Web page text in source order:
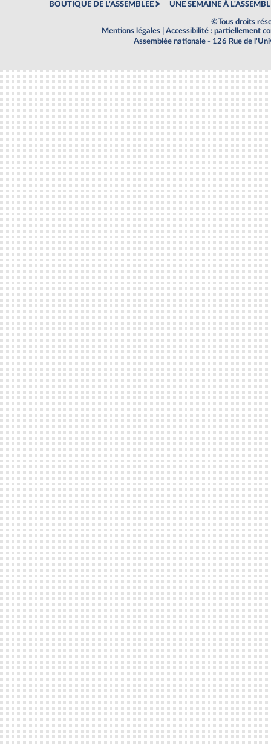
BOUTIQUE DE L'ASSEMBLEE UNE SEMAINE À
©Tous droits
Mentions légales
Accessibilité : partiellement
Assemblée nationale - 126 Rue de